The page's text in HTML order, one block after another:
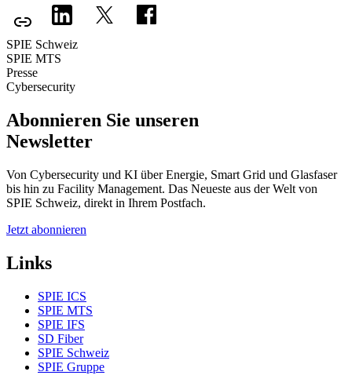
SPIE Schweiz
SPIE MTS
Presse
Cybersecurity
Abonnieren Sie unseren
Newsletter
Von Cybersecurity und KI über Energie, Smart Grid und Glasfaser
bis hin zu Facility Management. Das Neueste aus der Welt von
SPIE Schweiz, direkt in Ihrem Postfach.
Jetzt abonnieren
Links
SPIE ICS
SPIE MTS
SPIE IFS
SD Fiber
SPIE Schweiz
SPIE Gruppe